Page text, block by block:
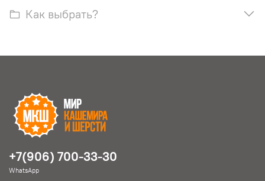
Как выбрать?
+7(906) 700-33-30
WhatsApp